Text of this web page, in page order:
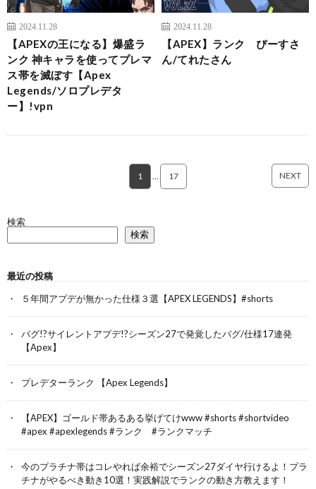
2024.11.28
【APEXの王になる】爆盛ラ
ンク 神キャラを使ってプレマ
ス帯を滅ぼす【Apex
Legends/ソロプレデタ
ー】!vpn
2024.11.28
【APEX】ランク ぴーすさ
ん/てれたさん
1 17 NEXT
検索
検索
最近の投稿
５年間アプデが無かった仕様３選【APEX LEGENDS】#shorts
バグ!?サイレントアプデ!?シーズン27で発覚したバグ/仕様17連発
【Apex】
プレデターランク 【Apex Legends】
【APEX】ゴールド帯あるある挙げてけwww #shorts #shortvideo
#apex #apexlegends #ランク #ランクマッチ
今のプラチナ帯はコレやれば余裕でシーズン27ダイヤ行けるよ！プラ
チナがやるべき動き10選！実践解説でランクの動き方教えます！